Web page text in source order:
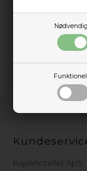
Inspireret af
guidehandskerne
Kajakhotellet ApS